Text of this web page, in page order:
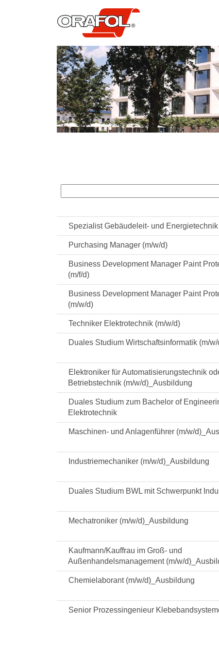
Stellenangebote
Spezialist Gebäudeleit- und
Purchasing Manager (m/w/d)
Business Development Manager Paint
(m/f/d)
Business Development Manager Paint
(m/w/d)
Techniker Elektrotechnik (m/w/d)
Duales Studium Wirtschaftsinformatik (m/w/
Elektroniker für Automatisierungstechnik
Betriebstechnik (m/w/d)_Ausbildung
Duales Studium zum Bachelor of
Elektrotechnik
Maschinen- und Anlagenführer (m/w/
Industriemechaniker (m/w/d)_Ausbildung
Duales Studium BWL mit Schwerpunkt
Mechatroniker (m/w/d)_Ausbildung
Kaufmann/Kauffrau im Groß- und
Außenhandelsmanagement (m/w/
Chemielaborant (m/w/d)_Ausbildung
Senior Prozessingenieur